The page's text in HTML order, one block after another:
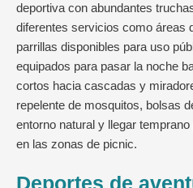
deportiva con abundantes
diferentes servicios como áreas
parrillas disponibles para uso
equipados para pasar la noche
cortos hacia cascadas y
repelente de mosquitos, bolsas
entorno natural y llegar
en las zonas de picnic.
Deportes de